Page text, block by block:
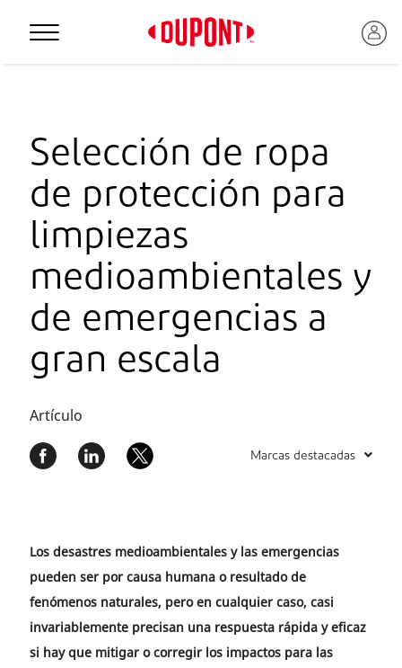
Selección de ropa
de protección para
limpiezas
medioambientales y
de emergencias a
gran escala
Artículo
Marcas destacadas
Los desastres medioambientales y las emergencias
pueden ser por causa humana o resultado de
fenómenos naturales, pero en cualquier caso, casi
invariablemente precisan una respuesta rápida y eficaz
si hay que mitigar o corregir los impactos para las